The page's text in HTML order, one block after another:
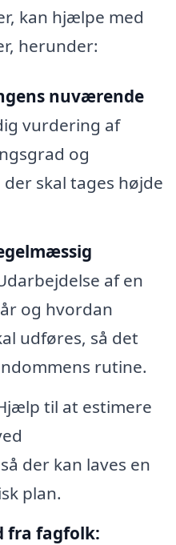
kan hjælpe med
herunder:
nuværende
vurdering af
og
skal tages højde
af en
og hvordan
udføres, så det
rutine.
til at estimere
der kan laves en
plan.
fra fagfolk: